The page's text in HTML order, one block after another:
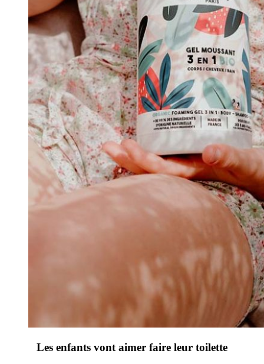
Les enfants vont aimer faire leur toilette